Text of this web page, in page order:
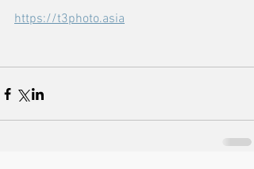
https://t3photo.asia